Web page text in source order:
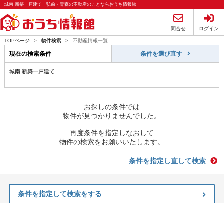
城南 新築一戸建て｜弘前・青森の不動産のことならおうち情報館
問合せ ログイン
TOPページ > 物件検索 > 不動産情報一覧
現在の検索条件 条件を選び直す
城南 新築一戸建て
お探しの条件では
物件が見つかりませんでした。
再度条件を指定しなおして
物件の検索をお願いいたします。
条件を指定し直して検索
条件を指定して検索をする